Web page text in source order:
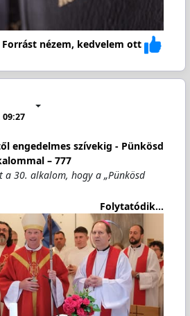
Forrást nézem, kedvelem ott
09:27
engedelmes szívekig - Pünkösd
– 777
a 30. alkalom, hogy a „Pünkösd
Folytatódik...